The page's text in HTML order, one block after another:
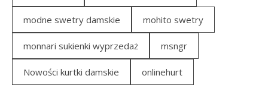
modne swetry damskie mohito swetry
monnari sukienki wyprzedaż msngr
Nowości kurtki damskie onlinehurt